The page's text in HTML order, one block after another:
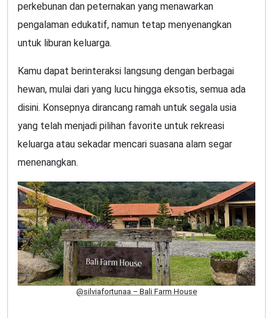
perkebunan dan peternakan yang menawarkan
pengalaman edukatif, namun tetap menyenangkan
untuk liburan keluarga.
Kamu dapat berinteraksi langsung dengan berbagai
hewan, mulai dari yang lucu hingga eksotis, semua ada
disini. Konsepnya dirancang ramah untuk segala usia
yang telah menjadi pilihan favorite untuk rekreasi
keluarga atau sekadar mencari suasana alam segar
menenangkan.
@silviafortunaa – Bali Farm House